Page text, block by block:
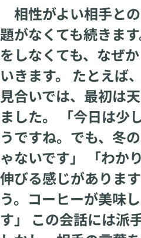
相性がよい相手と
題がなくても続きま
をしなくても、なぜ
いきます。 たとえば
見合いでは、最初は
ました。 「今日は少
うですね。でも、冬
ゃないです」 「わか
伸びる感じがありま
う。コーヒーが美味
す」 この会話には派